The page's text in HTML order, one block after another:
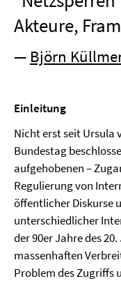
Akteure,
— Björn
Einleitung
Nicht erst seit Ursula
Bundestag
aufgehobenen –
Regulierung von
öffentlicher Diskurse
unterschiedlicher
der 90er Jahre des
massenhaften
Problem des Zugriffs